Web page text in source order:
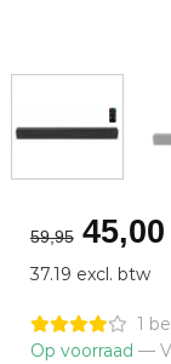
59,95
prijs
was:
45,00
37.19 excl. btw
1
Op voorraad —